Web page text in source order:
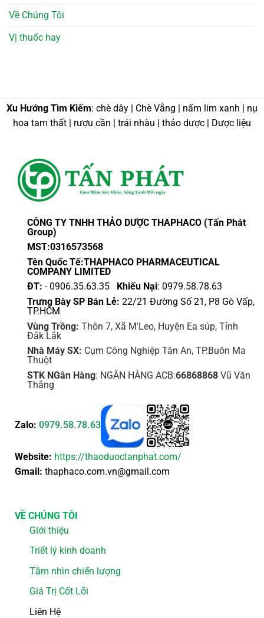
Về Chúng Tôi
Vị thuốc hay
Xu Hướng Tìm Kiếm: chè dây | Chè Vằng | nấm lim xanh | nụ
hoa tam thất | rượu cần | trái nhàu | thảo dược | Dược liệu
CÔNG TY TNHH THẢO DƯỢC THAPHACO (Tấn Phát
Group)
MST:0316573568
Tên Quốc Tế:THAPHACO PHARMACEUTICAL
COMPANY LIMITED
ĐT: - 0906.35.63.35 Khiếu Nại: 0979.58.78.63
Trưng Bày SP Bán Lẻ: 22/21 Đường Số 21, P8 Gò Vấp,
TP.HCM
Vùng Trồng: Thôn 7, Xã M'Leo, Huyện Ea súp, Tỉnh
Đắk Lắk
Nhà Máy SX: Cụm Công Nghiệp Tân An, TP.Buôn Ma
Thuột
STK NGân Hàng: NGÂN HÀNG ACB:66868868Vũ Văn
Thắng
Zalo: 0979.58.78.63
Website: https://thaoduoctanphat.com/
Gmail: thaphaco.com.vn@gmail.com
VỀ CHÚNG TÔI
Giới thiệu
Triết lý kinh doanh
Tầm nhìn chiến lượng
Giá Trị Cốt Lõi
Liên Hệ